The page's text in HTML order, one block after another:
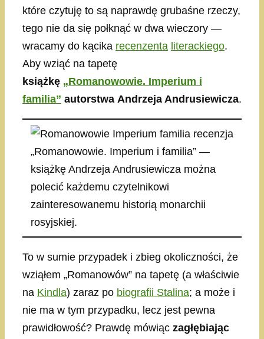
które czytuję to są naprawdę grubaśne rzeczy,
tego nie da się połknąć w dwa wieczory —
wracamy do kącika recenzenta literackiego.
Aby wziąć na tapetę
książkę „Romanowowie. Imperium i
familia” autorstwa Andrzeja Andrusiewicza.
„Romanowowie. Imperium i familia” —
książkę Andrzeja Andrusiewicza można
polecić każdemu czytelnikowi
zainteresowanemu historią monarchii
rosyjskiej.
To w sumie przypadek i zbieg okoliczności, że
wziąłem „Romanowów” na tapetę (a właściwie
na Kindla) zaraz po biografii Stalina; a może i
nie ma w tym przypadku, lecz jest pewna
prawidłowość? Prawdę mówiąc zagłębiając